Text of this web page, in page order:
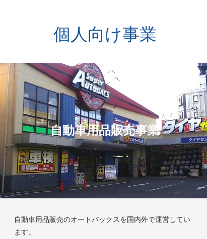
個人向け事業
自動車用品販売事業
自動車用品販売のオートバックスを国内外で運営してい
ます。